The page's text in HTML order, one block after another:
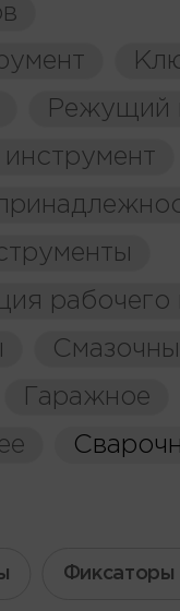
Режущий
рабочего
Гаражное
Фиксаторы